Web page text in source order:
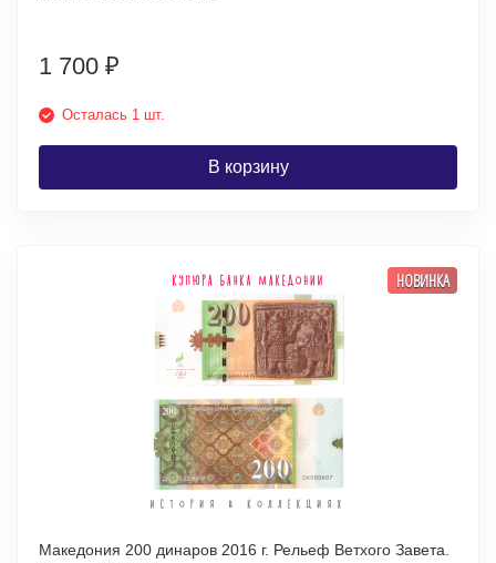
1 700 ₽
Осталась 1 шт.
В корзину
НОВИНКА
Македония 200 динаров 2016 г. Рельеф Ветхого Завета.